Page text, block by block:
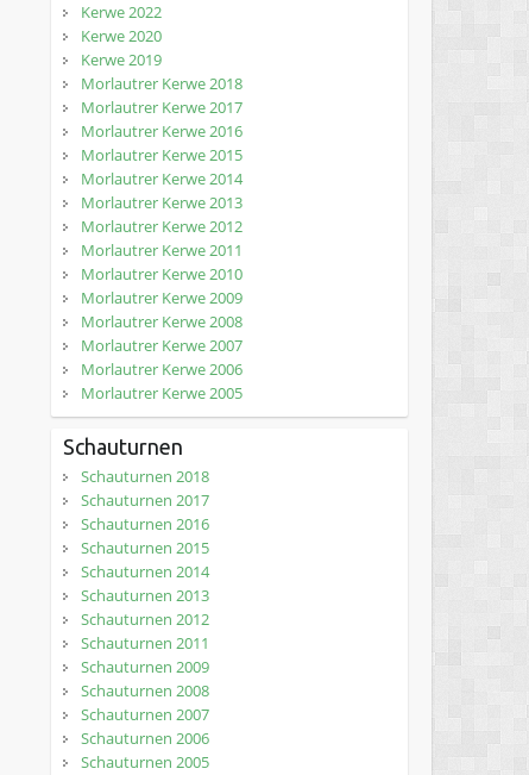
Kerwe 2022
Kerwe 2020
Kerwe 2019
Morlautrer Kerwe 2018
Morlautrer Kerwe 2017
Morlautrer Kerwe 2016
Morlautrer Kerwe 2015
Morlautrer Kerwe 2014
Morlautrer Kerwe 2013
Morlautrer Kerwe 2012
Morlautrer Kerwe 2011
Morlautrer Kerwe 2010
Morlautrer Kerwe 2009
Morlautrer Kerwe 2008
Morlautrer Kerwe 2007
Morlautrer Kerwe 2006
Morlautrer Kerwe 2005
Schauturnen
Schauturnen 2018
Schauturnen 2017
Schauturnen 2016
Schauturnen 2015
Schauturnen 2014
Schauturnen 2013
Schauturnen 2012
Schauturnen 2011
Schauturnen 2009
Schauturnen 2008
Schauturnen 2007
Schauturnen 2006
Schauturnen 2005